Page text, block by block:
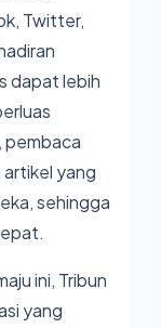
Twitter,
dapat lebih
pembaca
yang
sehingga
ini, Tribun
yang